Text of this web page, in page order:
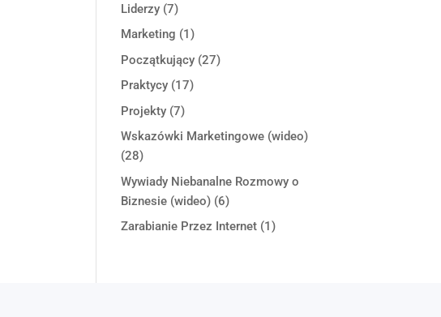
Liderzy (7)
Marketing (1)
Początkujący (27)
Praktycy (17)
Projekty (7)
Wskazówki Marketingowe (wideo)
(28)
Wywiady Niebanalne Rozmowy o
Biznesie (wideo) (6)
Zarabianie Przez Internet (1)